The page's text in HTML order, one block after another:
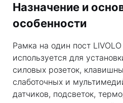
Назначение и
особенности
Рамка на один пост
используется для
силовых розеток,
слаботочных и
датчиков, подсветок,